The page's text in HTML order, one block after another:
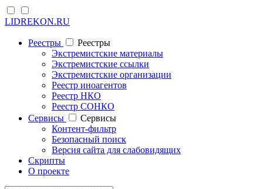
LIDREKON.RU
Реестры
Реестры
Экстремистские материалы
Экстремистские ссылки
Экстремистские организации
Реестр иноагентов
Реестр НКО
Реестр СОНКО
Cервисы
Cервисы
Контент-фильтр
Безопасный поиск
Версия сайта для слабовидящих
Скрипты
О проекте